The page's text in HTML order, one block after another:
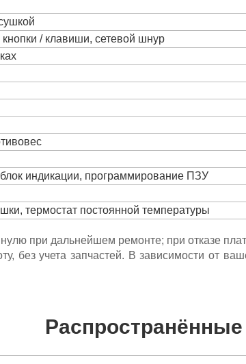
/ клавиши, сетевой шнур
индикации, программирование ПЗУ
термостат постоянной температуры
при дальнейшем ремонте; при отказе
без учета запчастей. В зависимости от